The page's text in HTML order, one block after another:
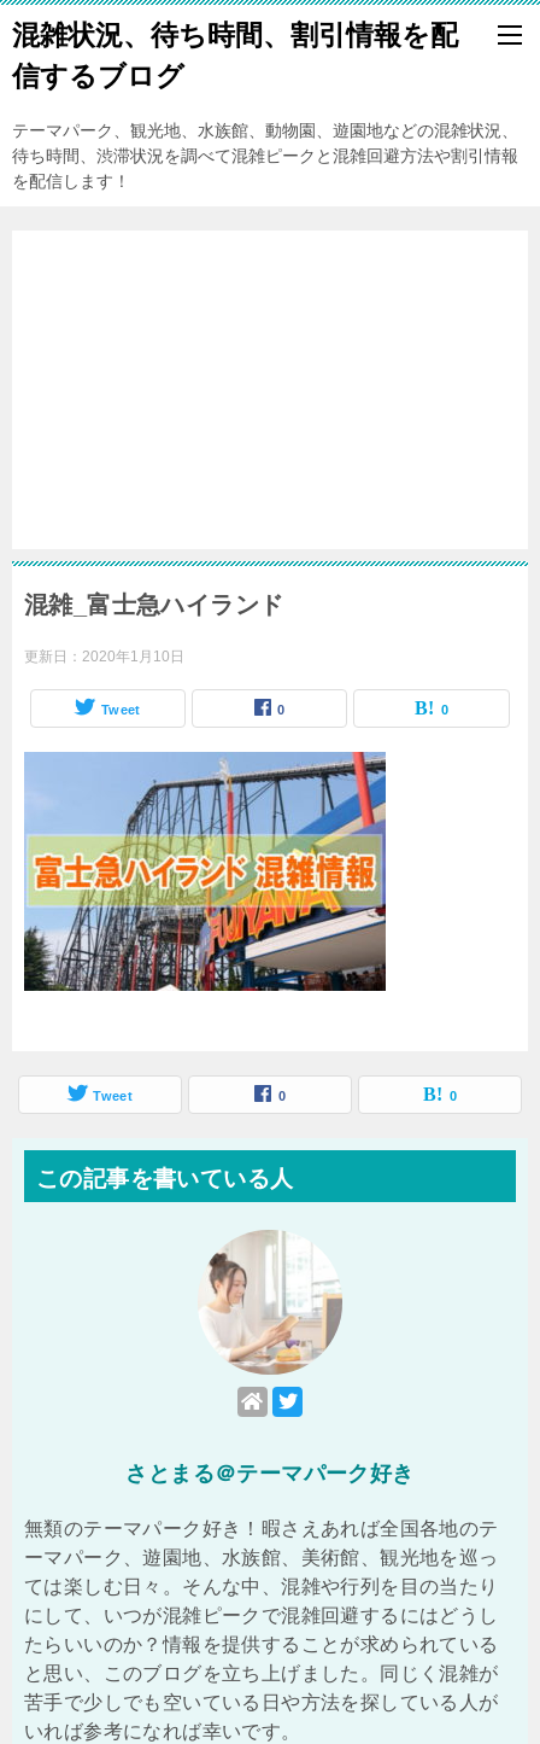
混雑状況、待ち時間、割引情報を配
信するブログ
テーマパーク、観光地、水族館、動物園、遊園地などの混雑状況、
待ち時間、渋滞状況を調べて混雑ピークと混雑回避方法や割引情報
を配信します！
混雑_富士急ハイランド
更新日： 2020年1月10日
Tweet 0 0
Tweet 0 0
この記事を書いている人
さとまる＠テーマパーク好き
無類のテーマパーク好き！暇さえあれば全国各地のテ
ーマパーク、遊園地、水族館、美術館、観光地を巡っ
ては楽しむ日々。そんな中、混雑や行列を目の当たり
にして、いつが混雑ピークで混雑回避するにはどうし
たらいいのか？情報を提供することが求められている
と思い、このブログを立ち上げました。同じく混雑が
苦手で少しでも空いている日や方法を探している人が
いれば参考になれば幸いです。